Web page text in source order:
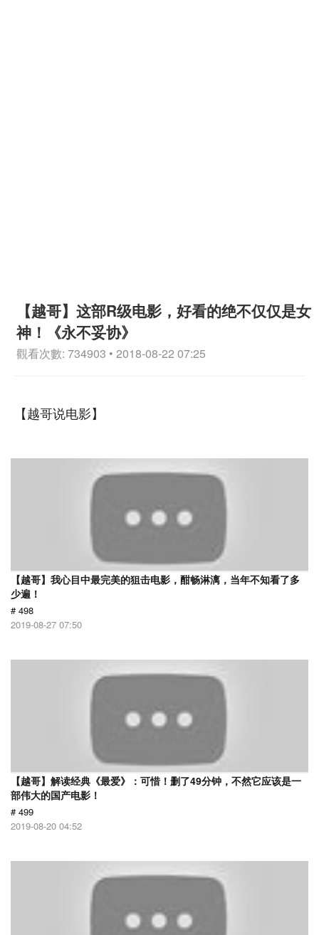
【越哥】这部R级电影，好看的绝不仅仅是女
神！《永不妥协》
觀看次數: 734903 • 2018-08-22 07:25
【越哥说电影】
【越哥】我心目中最完美的狙击电影，酣畅淋漓，当年不知看了多
少遍！
# 498
2019-08-27 07:50
【越哥】解读经典《最爱》：可惜！删了49分钟，不然它应该是一
部伟大的国产电影！
# 499
2019-08-20 04:52